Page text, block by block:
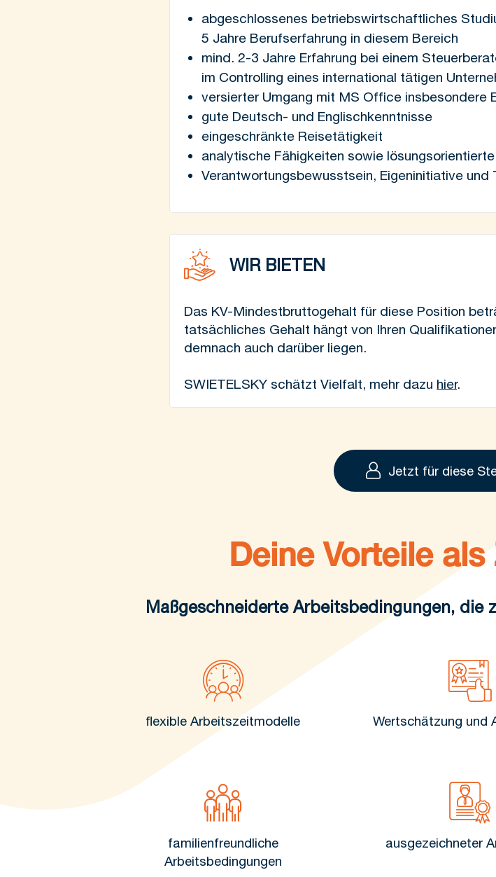
abgeschlossenes betriebswirtschaftliches
5 Jahre Berufserfahrung in diesem Bereich
mind. 2-3 Jahre Erfahrung bei einem
im Controlling eines international tätigen
versierter Umgang mit MS Office insbesondere
gute Deutsch- und Englischkenntnisse
eingeschränkte Reisetätigkeit
analytische Fähigkeiten sowie
Verantwortungsbewusstsein, Eigeninitiative und
WIR BIETEN
Das KV-Mindestbruttogehalt für diese Position
tatsächliches Gehalt hängt von Ihren
demnach auch darüber liegen.
SWIETELSKY schätzt Vielfalt, mehr dazu hier.
Jetzt für diese
Deine Vorteile
Maßgeschneiderte Arbeitsbedingungen, die
flexible Arbeitszeitmodelle Wertschätzung und
familienfreundliche
Arbeitsbedingungen
ausgezeichneter